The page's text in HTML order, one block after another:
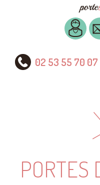
02 53 55 70 07
PORTES